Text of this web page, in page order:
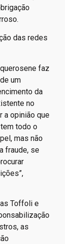
das redes
faz
um
da
no
a opinião que
todo o
mas não
fraude, se
Toffoli e
as